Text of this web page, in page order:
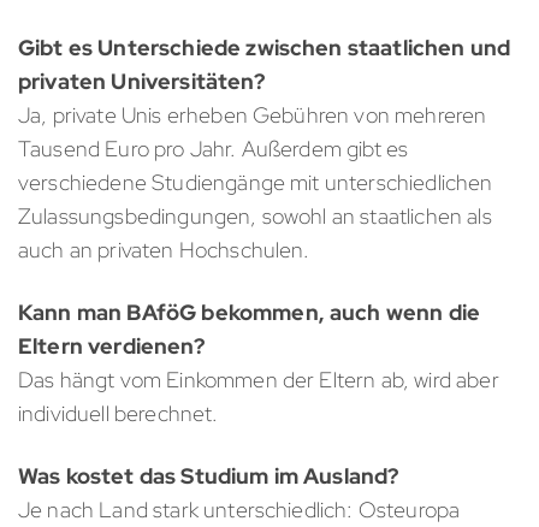
Gibt es Unterschiede zwischen staatlichen und
privaten Universitäten?
Ja, private Unis erheben Gebühren von mehreren
Tausend Euro pro Jahr. Außerdem gibt es
verschiedene Studiengänge mit unterschiedlichen
Zulassungsbedingungen, sowohl an staatlichen als
auch an privaten Hochschulen.
Kann man BAföG bekommen, auch wenn die
Eltern verdienen?
Das hängt vom Einkommen der Eltern ab, wird aber
individuell berechnet.
Was kostet das Studium im Ausland?
Je nach Land stark unterschiedlich: Osteuropa